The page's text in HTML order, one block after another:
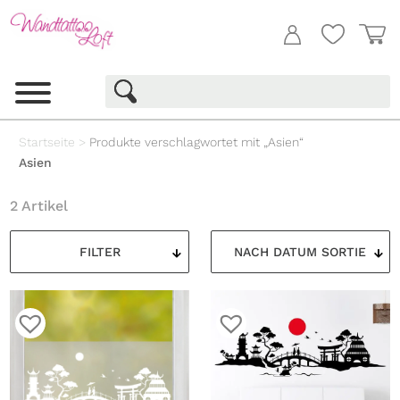
Startseite > Produkte verschlagwortet mit „Asien“
Asien
FILTER
2 Artikel